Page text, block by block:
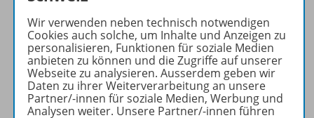
Anna-Julia Suter
Redaktion - Primar und Sek I
Maria Büchner, Georgia Chatzoudis, Simone
Wir verwenden neben technisch notwendigen
Cookies auch solche, um Inhalte und Anzeigen zu
personalisieren, Funktionen für soziale Medien
anbieten zu können und die Zugriffe auf unserer
Webseite zu analysieren. Ausserdem geben wir
Daten zu ihrer Weiterverarbeitung an unsere
Partner/-innen für soziale Medien, Werbung und
Analysen weiter. Unsere Partner/-innen führen